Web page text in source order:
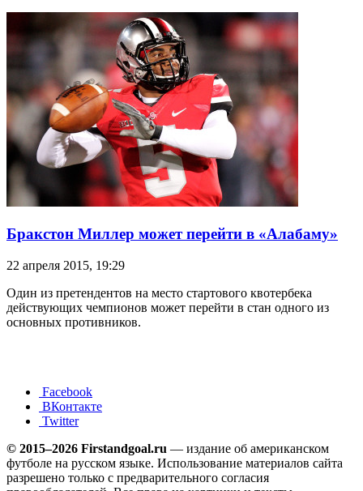
Бракстон Миллер может перейти в «Алабаму»
22 апреля 2015, 19:29
Один из претендентов на место стартового квотербека
действующих чемпионов может перейти в стан одного из
основных противников.
Facebook
ВКонтакте
Twitter
© 2015–2026 Firstandgoal.ru — издание об американском
футболе на русском языке. Использование материалов cайта
разрешено только с предварительного согласия